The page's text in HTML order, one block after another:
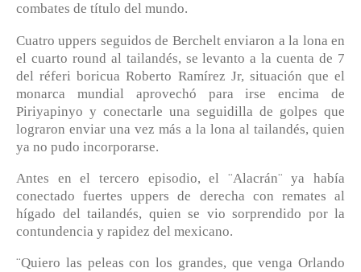
combates de título del mundo.
Cuatro uppers seguidos de Berchelt enviaron a la lona en
el cuarto round al tailandés, se levanto a la cuenta de 7
del réferi boricua Roberto Ramírez Jr, situación que el
monarca mundial aprovechó para irse encima de
Piriyapinyo y conectarle una seguidilla de golpes que
lograron enviar una vez más a la lona al tailandés, quien
ya no pudo incorporarse.
Antes en el tercero episodio, el ¨Alacrán¨ ya había
conectado fuertes uppers de derecha con remates al
hígado del tailandés, quien se vio sorprendido por la
contundencia y rapidez del mexicano.
¨Quiero las peleas con los grandes, que venga Orlando